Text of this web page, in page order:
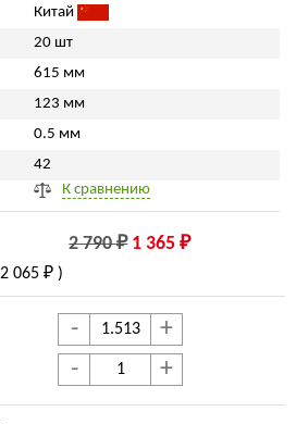
Китай
20 шт
615 мм
123 мм
0.5 мм
42
К сравнению
2 790 ₽ 1 365 ₽
2 065 ₽ )
- +
- +